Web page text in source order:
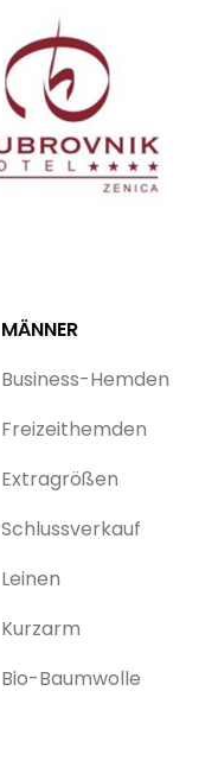
MÄNNER
Business-Hemden
Freizeithemden
Extragrößen
Schlussverkauf
Leinen
Kurzarm
Bio-Baumwolle